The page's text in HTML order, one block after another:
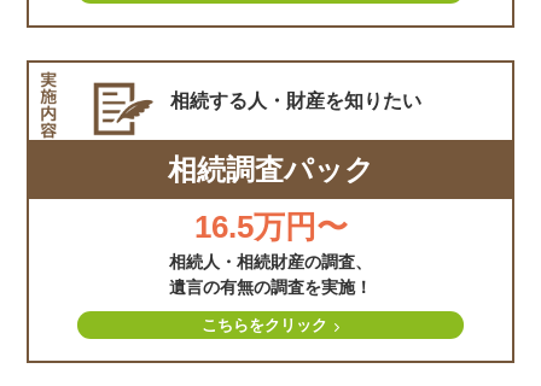
相続する人・財産を知りたい
相続調査パック
16.5万円〜
相続人・相続財産の調査、
遺言の有無の調査を実施！
こちらをクリック